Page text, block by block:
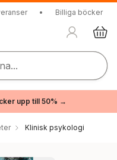
• Billiga böcker
upp till 50% →
Klinisk psykologi